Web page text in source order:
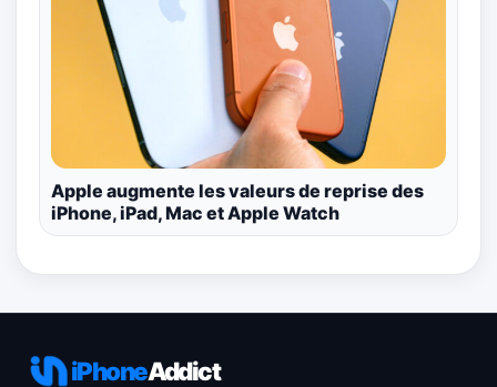
Apple augmente les valeurs de reprise des
iPhone, iPad, Mac et Apple Watch
iPhoneAddict